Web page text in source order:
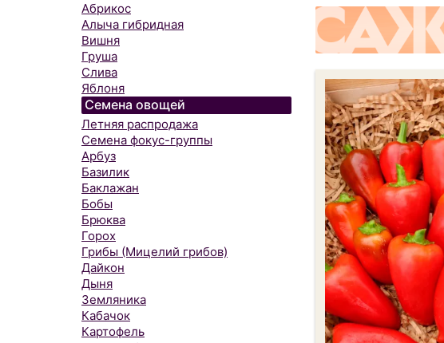
Абрикос
Алыча гибридная
Вишня
Груша
Слива
Яблоня
Семена овощей
Летняя распродажа
Семена фокус-группы
Арбуз
Базилик
Баклажан
Бобы
Брюква
Горох
Грибы (Мицелий грибов)
Дайкон
Дыня
Земляника
Кабачок
Картофель